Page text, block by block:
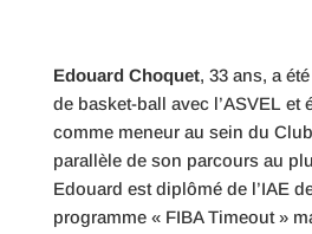
Edouard Choquet, 33 ans, a
de basket-ball avec l’ASVEL et
comme meneur au sein du
parallèle de son parcours au
Edouard est diplômé de l’IAE
programme « FIBA Timeout »